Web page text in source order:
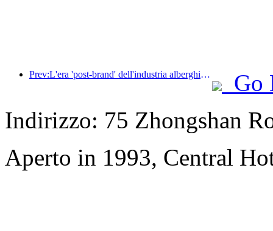
Prev:L'era 'post-brand' dell'industria alberghiera: dall'espansione su larga scala all'efficienza al primo posto
Go
Indirizzo: 75 Zhongshan
Aperto in 1993, Central